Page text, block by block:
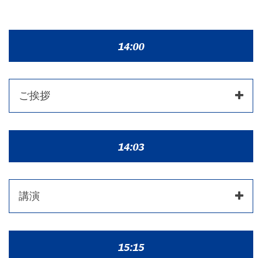
14:00
ご挨拶
14:03
講演
15:15